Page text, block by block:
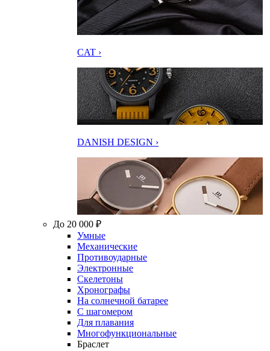
CAT ›
DANISH DESIGN ›
До 20 000 ₽
Умные
Механические
Противоударные
Электронные
Скелетоны
Хронографы
На солнечной батарее
С шагомером
Для плавания
Многофункциональные
Браслет